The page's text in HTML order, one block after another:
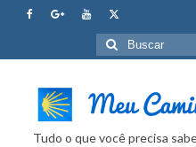
Buscar
por:
Tudo o que você precisa